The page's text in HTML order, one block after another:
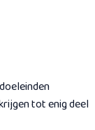
tot enig deel